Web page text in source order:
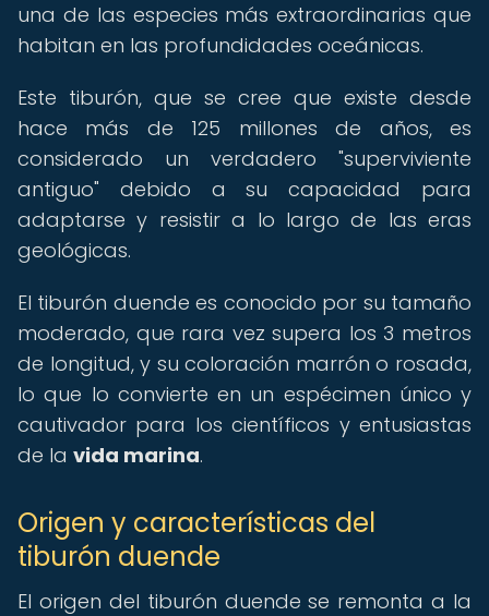
una de las especies más extraordinarias que
habitan en las profundidades oceánicas.
Este tiburón, que se cree que existe desde
hace más de 125 millones de años, es
considerado un verdadero "superviviente
antiguo" debido a su capacidad para
adaptarse y resistir a lo largo de las eras
geológicas.
El tiburón duende es conocido por su tamaño
moderado, que rara vez supera los 3 metros
de longitud, y su coloración marrón o rosada,
lo que lo convierte en un espécimen único y
cautivador para los científicos y entusiastas
de la vida marina.
Origen y características del
tiburón duende
El origen del tiburón duende se remonta a la